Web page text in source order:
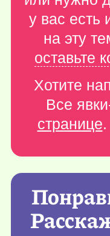
у вас есть
на эту
оставьте
Хотите
Все
странице